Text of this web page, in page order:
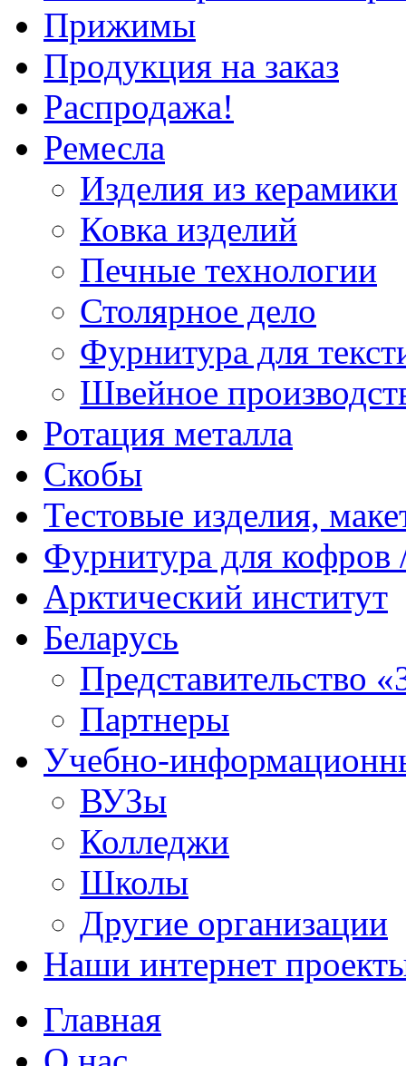
Прижимы
Продукция на заказ
Распродажа!
Ремесла
Изделия из керамики
Ковка изделий
Печные технологии
Столярное дело
Фурнитура для
Швейное
Ротация металла
Скобы
Тестовые изделия,
Фурнитура для кофров
Арктический институт
Беларусь
Представительство
Партнеры
Учебно-
ВУЗы
Колледжи
Школы
Другие организации
Наши интернет
Главная